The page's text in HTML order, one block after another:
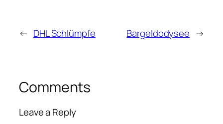
← DHL Schlümpfe Bargeldodysee →
Comments
Leave a Reply